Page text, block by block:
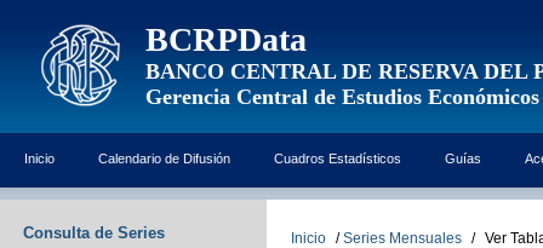
BCRPData
BANCO CENTRAL DE RESERVA DEL
Gerencia Central de Estudios Económicos
Inicio Calendario de Difusión Cuadros Estadísticos Guías
Consulta de Series Inicio / Series Mensuales / Ver